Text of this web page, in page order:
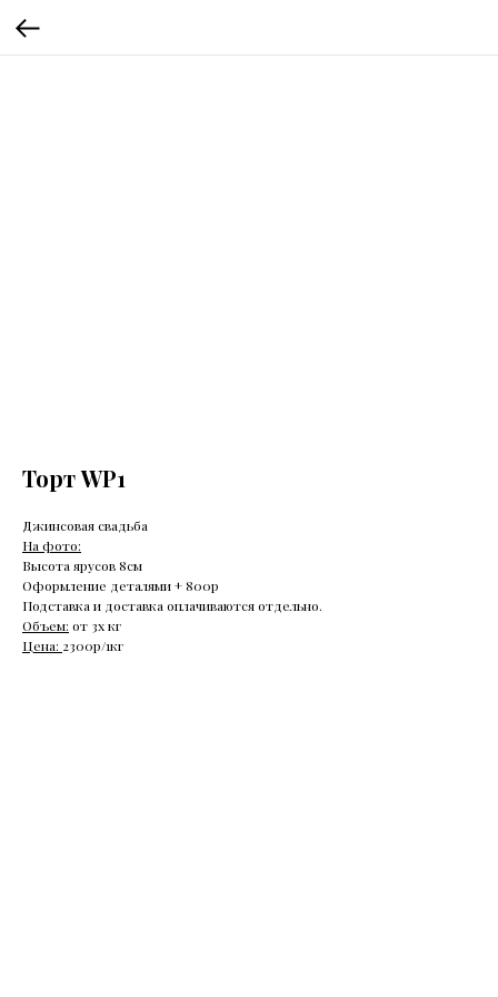
Торт WP1
Джинсовая свадьба
На фото:
Высота ярусов 8см
Оформление деталями + 800р
Подставка и доставка оплачиваются отдельно.
Объем: от 3х кг
Цена: 2300р/1кг